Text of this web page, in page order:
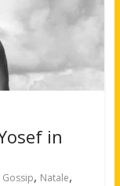
in
Gossip, Natale,